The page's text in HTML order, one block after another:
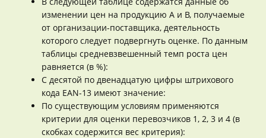
изменении цен на продукцию А и В, получаемые
от организации-поставщика, деятельность
которого следует подвергнуть оценке. По данным
таблицы средневзвешенный темп роста цен
равняется (в %):
С десятой по двенадцатую цифры штрихового
кода EAN-13 имеют значение:
По существующим условиям применяются
критерии для оценки перевозчиков 1, 2, 3 и 4 (в
скобках содержится вес критерия):